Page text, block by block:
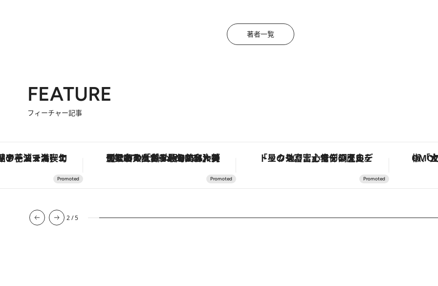
著者一覧
FEATURE
フィーチャー記事
ズッキーニなどをイタリア・トスカーナの郷土料理の手法で満喫！ 【銀座で出合う最旬美容】美髪ケアや上質な眠り…セルフケアのアップデートから、特別な名入れギフトまで。大人のための「ReFa GINZA」クルーズ 「星のや富士」でデジタルデトックス。冨士信仰の歴史を辿り、心身を調える。
2/5